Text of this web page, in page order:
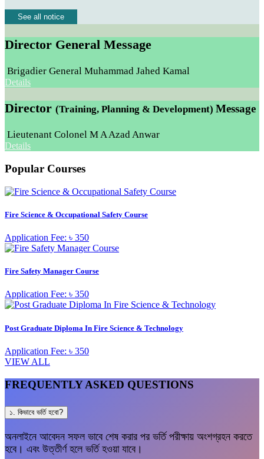
See all notice
Director General Message
Brigadier General Muhammad Jahed Kamal
Details
Director (Training, Planning & Development) Message
Lieutenant Colonel M A Azad Anwar
Details
Popular Courses
Fire Science & Occupational Safety Course
Application Fee: ৳ 350
Fire Safety Manager Course
Application Fee: ৳ 350
Post Graduate Diploma In Fire Science & Technology
Application Fee: ৳ 350
VIEW ALL
FREQUENTLY ASKED QUESTIONS
১. কিভাবে ভর্তি হবো?
অনলাইনে আবেদন সফল ভাবে শেষ করার পর ভর্তি পরীক্ষায় অংশগ্রহন করতে
হবে। এবং উত্তীর্ণ হলে ভর্তি হওয়া যাবে।